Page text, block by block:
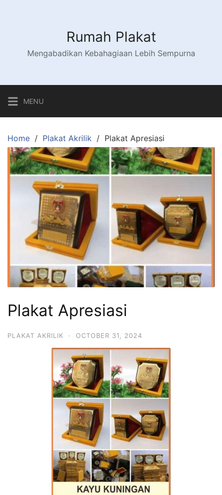
Rumah Plakat
Mengabadikan Kebahagiaan Lebih Sempurna
MENU
Home Plakat Akrilik Plakat Apresiasi
Plakat Apresiasi
PLAKAT AKRILIK · OCTOBER 31, 2024